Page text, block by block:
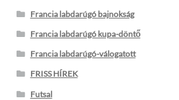
Francia labdarúgó bajnokság
Francia labdarúgó kupa-döntő
Francia labdarúgó-válogatott
FRISS HÍREK
Futsal